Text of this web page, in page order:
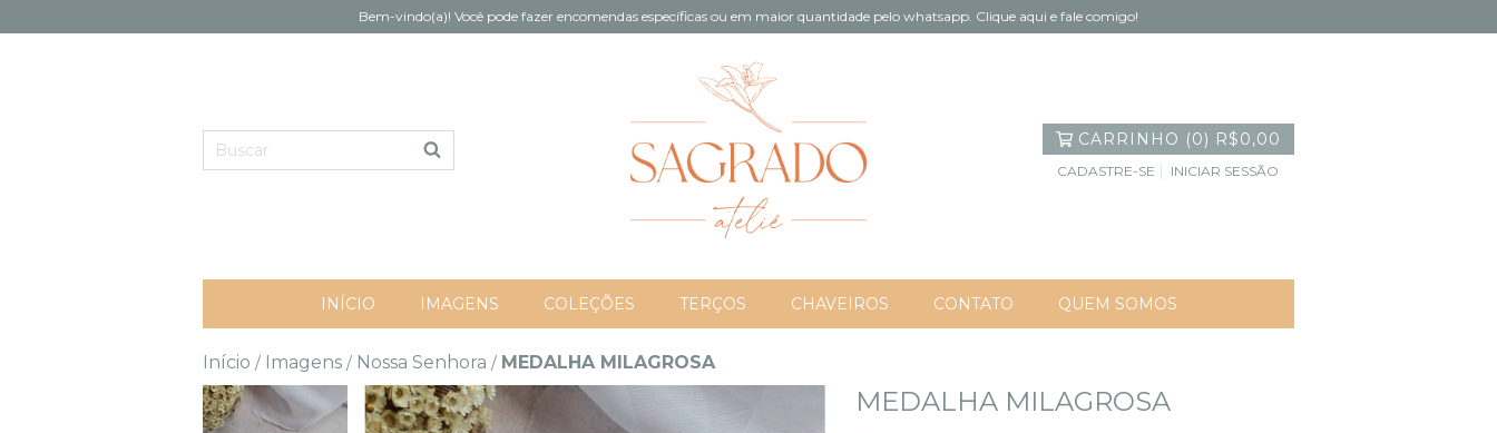
Bem-vindo(a)! Você pode fazer encomendas específicas ou em maior quantidade pelo whatsapp. Clique aqui e fale comigo!
CARRINHO (0) R$0,00
CADASTRE-SE INICIAR SESSÃO
INÍCIO IMAGENS COLEÇÕES TERÇOS CHAVEIROS CONTATO QUEM SOMOS
Início / Imagens / Nossa Senhora / MEDALHA MILAGROSA
MEDALHA MILAGROSA